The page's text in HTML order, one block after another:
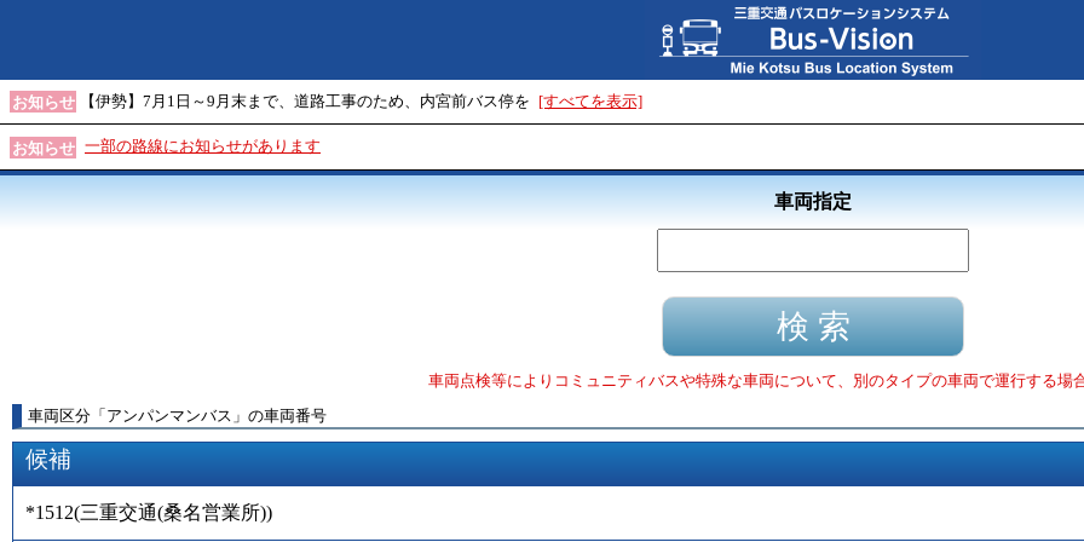
お知らせ 【伊勢】7月1日～9月末まで、道路工事のため、内宮前バス停を [すべてを表示]
お知らせ 一部の路線にお知らせがあります
車両指定
車両点検等によりコミュニティバスや特殊な車両について、別のタイプの車両で運行する場
車両区分 「 アンパンマンバス 」 の車両番号
候補
*1512(三重交通(桑名営業所))